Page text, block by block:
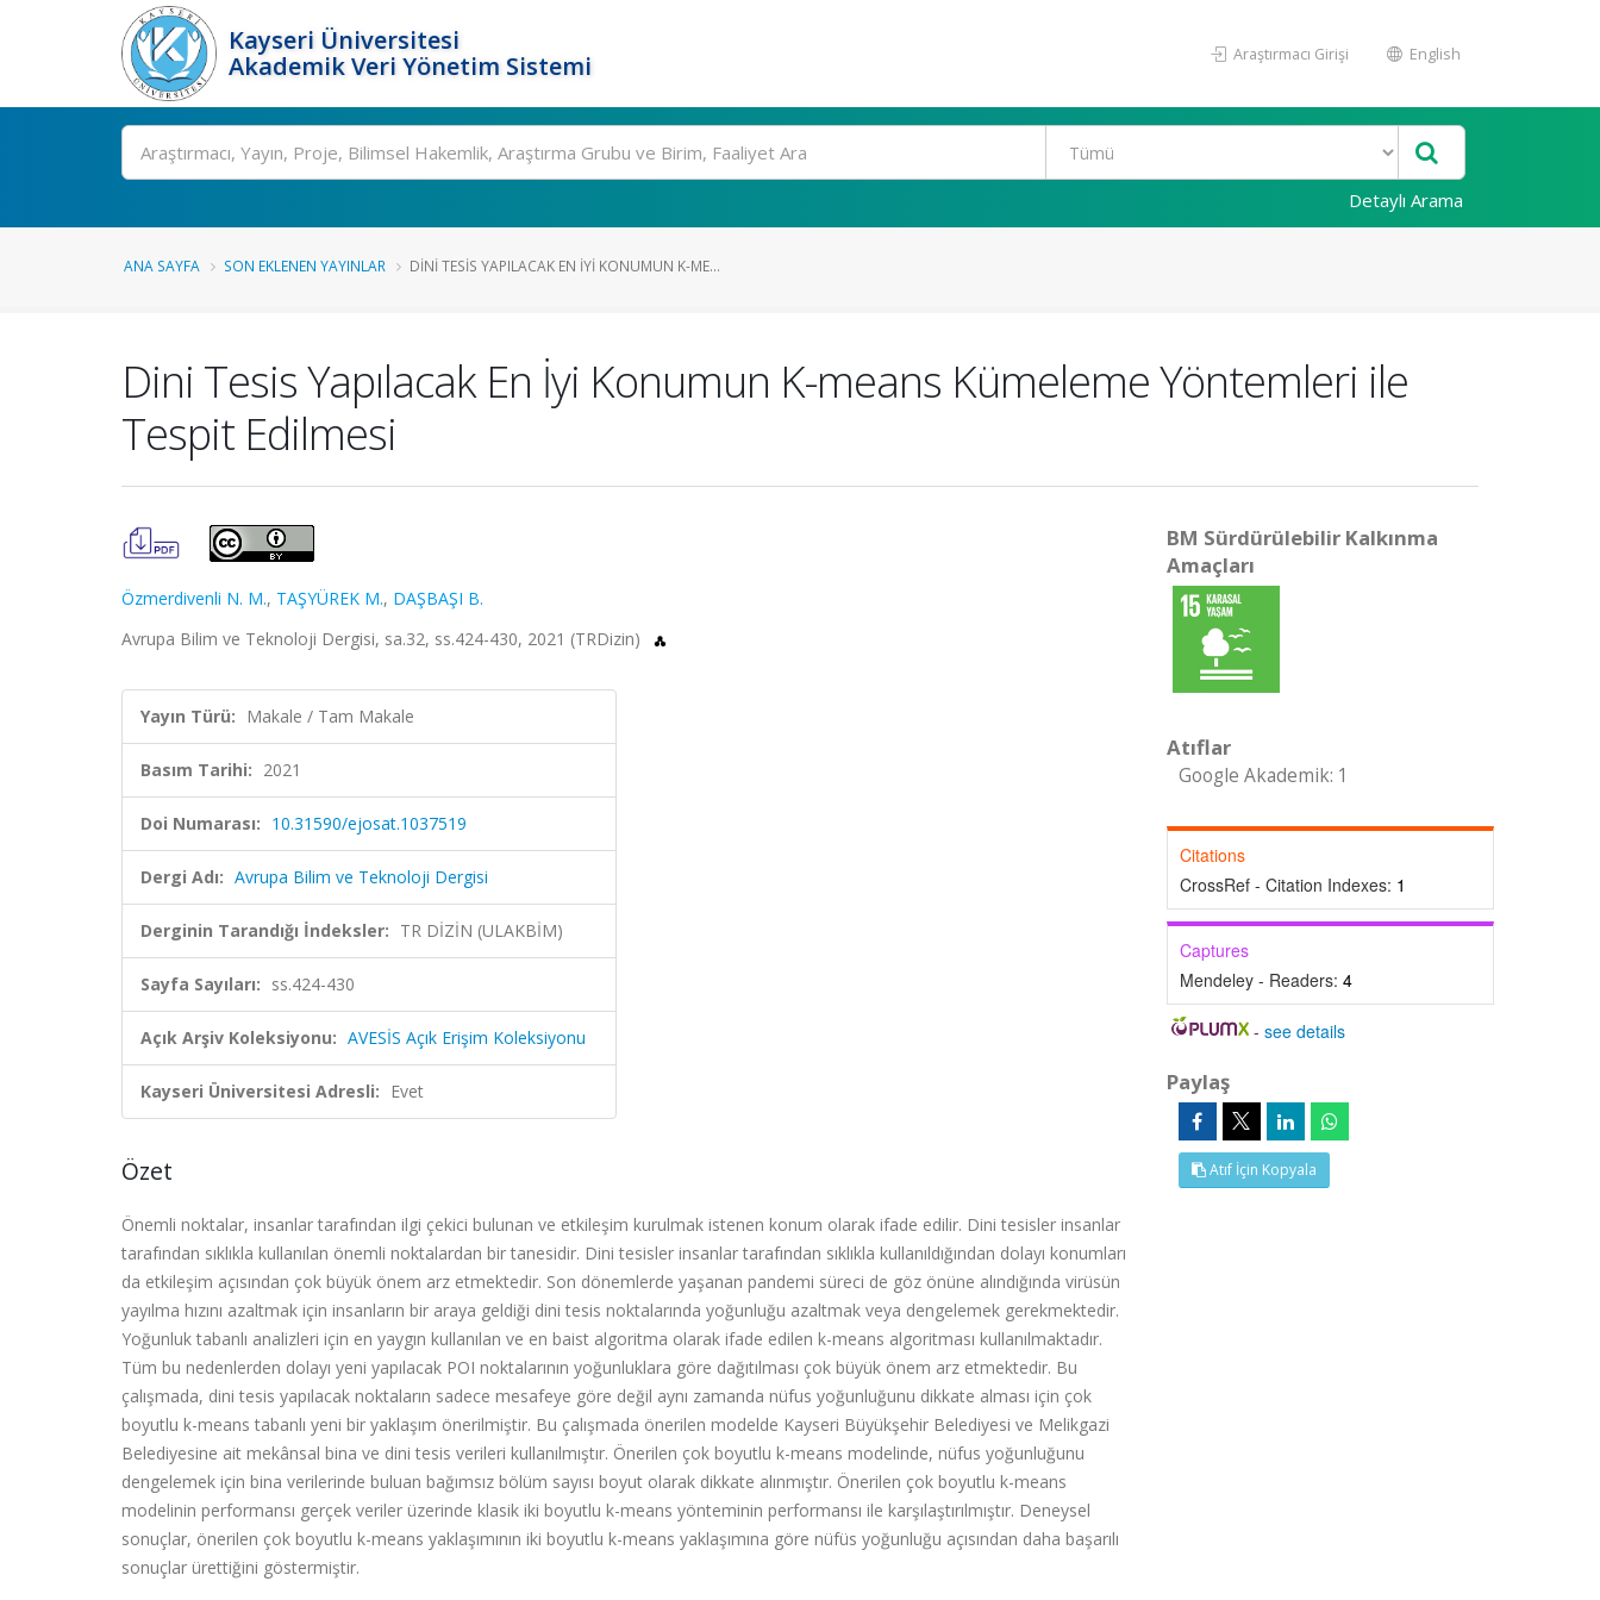
Kayseri Üniversitesi
Akademik Veri Yönetim Sistemi
Araştırmacı Girişi English
Ara
Detaylı Arama
ANA SAYFA SON EKLENEN YAYINLAR DINI TESIS YAPILACAK EN İYI KONUMUN K-ME...
Dini Tesis Yapılacak En İyi Konumun K-means Kümeleme Yöntemleri ile
Tespit Edilmesi
Özmerdivenli N. M., TAŞYÜREK M., DAŞBAŞI B.
Avrupa Bilim ve Teknoloji Dergisi, sa.32, ss.424-430, 2021 (TRDizin)
Yayın Türü: Makale / Tam Makale
Basım Tarihi: 2021
Doi Numarası: 10.31590/ejosat.1037519
Dergi Adı: Avrupa Bilim ve Teknoloji Dergisi
Derginin Tarandığı İndeksler: TR DİZİN (ULAKBİM)
Sayfa Sayıları: ss.424-430
Açık Arşiv Koleksiyonu: AVESİS Açık Erişim Koleksiyonu
Kayseri Üniversitesi Adresli: Evet
Özet
Önemli noktalar, insanlar tarafından ilgi çekici bulunan ve etkileşim kurulmak istenen konum olarak ifade edilir. Dini tesisler insanlar
tarafından sıklıkla kullanılan önemli noktalardan bir tanesidir. Dini tesisler insanlar tarafından sıklıkla kullanıldığından dolayı konumları
da etkileşim açısından çok büyük önem arz etmektedir. Son dönemlerde yaşanan pandemi süreci de göz önüne alındığında virüsün
yayılma hızını azaltmak için insanların bir araya geldiği dini tesis noktalarında yoğunluğu azaltmak veya dengelemek gerekmektedir.
Yoğunluk tabanlı analizleri için en yaygın kullanılan ve en baist algoritma olarak ifade edilen k-means algoritması kullanılmaktadır.
Tüm bu nedenlerden dolayı yeni yapılacak POI noktalarının yoğunluklara göre dağıtılması çok büyük önem arz etmektedir. Bu
çalışmada, dini tesis yapılacak noktaların sadece mesafeye göre değil aynı zamanda nüfus yoğunluğunu dikkate alması için çok
boyutlu k-means tabanlı yeni bir yaklaşım önerilmiştir. Bu çalışmada önerilen modelde Kayseri Büyükşehir Belediyesi ve Melikgazi
Belediyesine ait mekânsal bina ve dini tesis verileri kullanılmıştır. Önerilen çok boyutlu k-means modelinde, nüfus yoğunluğunu
dengelemek için bina verilerinde buluan bağımsız bölüm sayısı boyut olarak dikkate alınmıştır. Önerilen çok boyutlu k-means
modelinin performansı gerçek veriler üzerinde klasik iki boyutlu k-means yönteminin performansı ile karşılaştırılmıştır. Deneysel
sonuçlar, önerilen çok boyutlu k-means yaklaşımının iki boyutlu k-means yaklaşımına göre nüfüs yoğunluğu açısından daha başarılı
sonuçlar ürettiğini göstermiştir.
BM Sürdürülebilir Kalkınma
Amaçları
Atıflar
Google Akademik: 1
Citations
CrossRef - Citation Indexes: 1
Captures
Mendeley - Readers: 4
-see details
Paylaş
Atıf İçin Kopyala